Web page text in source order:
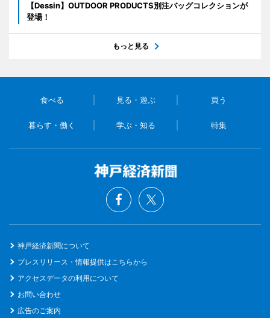
【Dessin】OUTDOOR PRODUCTS別注バッグコレクションが
登場！
もっと見る
食べる 見る・遊ぶ 買う
暮らす・働く 学ぶ・知る 特集
神戸経済新聞について
プレスリリース・情報提供はこちらから
アクセスデータの利用について
お問い合わせ
広告のご案内